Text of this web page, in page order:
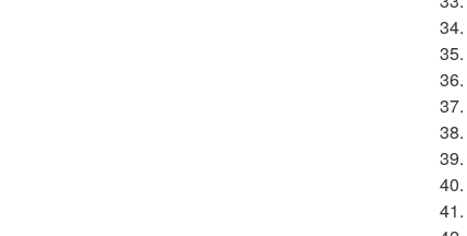
34.
35.
36.
37.
38.
39.
40.
41.